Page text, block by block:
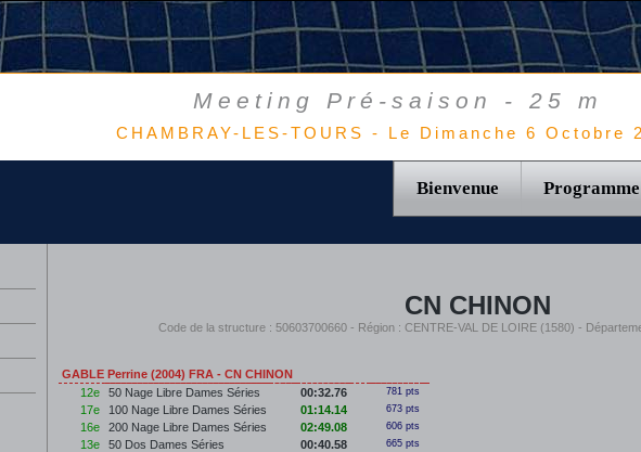
Meeting Pré-saison - 25 m
CHAMBRAY-LES-TOURS - Le Dimanche 6 Octobre
Bienvenue Programme
CN CHINON
Code de la structure : 50603700660 - Région : CENTRE-VAL DE LOIRE (1580) -
GABLE Perrine (2004) FRA - CN CHINON
12e
50 Nage Libre Dames Séries 00:32.76 781 pts
17e 100 Nage Libre Dames Séries 01:14.14 673 pts
16e 200 Nage Libre Dames Séries 02:49.08 606 pts
13e 50 Dos Dames Séries 00:40.58 665 pts